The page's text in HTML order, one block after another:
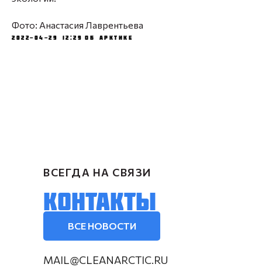
Фото: Анастасия Лаврентьева
2022-04-29 12:29 Об Арктике
ВСЕ НОВОСТИ
КОНТАКТЫ
ВСЕГДА НА СВЯЗИ
MAIL@CLEANARCTIC.RU